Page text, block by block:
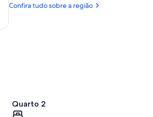
(GRU-
Confira tudo sobre a região
Quarto 2